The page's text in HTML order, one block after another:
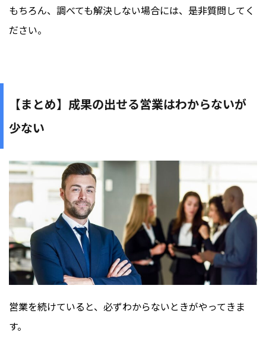
もちろん、調べても解決しない場合には、是非質問してく
ださい。
【まとめ】成果の出せる営業はわからないが
少ない
営業を続けていると、必ずわからないときがやってきま
す。